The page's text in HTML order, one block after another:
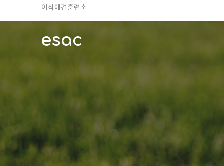
TV 동물농장 아저씨
안전하고 행복한 펫티켓 선도!
경기도 화성시 봉담읍 위치
이찬종, 이웅종 소장 소개
esac